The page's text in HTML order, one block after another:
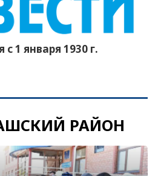
с 1 января 1930 г.
РАЙОН